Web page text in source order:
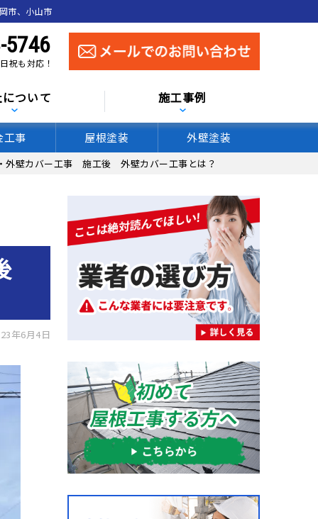
市、小山市
5746
祝も対応！
ついて 施工事例
工事 屋根塗装 外壁塗装
外壁カバー工事 施工後 外壁カバー工事とは？
年6月4日